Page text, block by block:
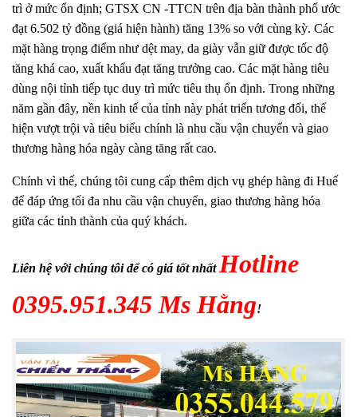
trì ở mức ổn định; GTSX CN -TTCN trên địa bàn thành phố ước
đạt 6.502 tỷ đồng (giá hiện hành) tăng 13% so với cùng kỳ. Các
mặt hàng trọng điểm như dệt may, da giày vẫn giữ được tốc độ
tăng khá cao, xuất khẩu đạt tăng trưởng cao. Các mặt hàng tiêu
dùng nội tỉnh tiếp tục duy trì mức tiêu thụ ổn định. Trong những
năm gần đây, nền kinh tế của tỉnh này phát triển tương đối, thể
hiện vượt trội và tiêu biểu chính là nhu cầu vận chuyển và giao
thương hàng hóa ngày càng tăng rất cao.
Chính vì thế, chúng tôi cung cấp thêm dịch vụ ghép hàng đi Huế
để đáp ứng tối đa nhu cầu vận chuyển, giao thương hàng hóa
giữa các tỉnh thành của quý khách.
Liên hệ với chúng tôi để có giá tốt nhấtHotline
0395.951.345 Ms Hằng!